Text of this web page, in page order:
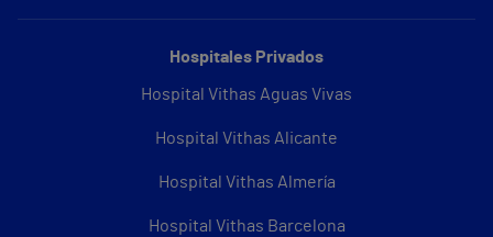
Hospitales Privados
Hospital Vithas Aguas Vivas
Hospital Vithas Alicante
Hospital Vithas Almería
Hospital Vithas Barcelona